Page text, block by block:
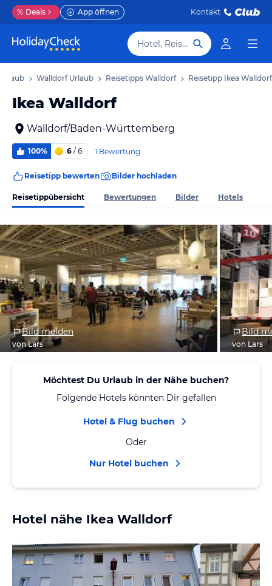
% Deals App öffnen Kontakt
Hotel, Reiseziel
Walldorf Urlaub Reisetipps Walldorf Reisetipp Ikea Walldorf
Ikea Walldorf
Walldorf/Baden-Württemberg
100% 6 / 6 1 Bewertung
Reisetipp bewerten Bilder hochladen
Reisetippübersicht Bewertungen Bilder Hotels
Bild melden
von Lars
Bild
von Lars
Möchtest Du Urlaub in der Nähe buchen?
Folgende Hotels könnten Dir gefallen
Hotel & Flug buchen
Oder
Nur Hotel buchen
Hotel nähe Ikea Walldorf